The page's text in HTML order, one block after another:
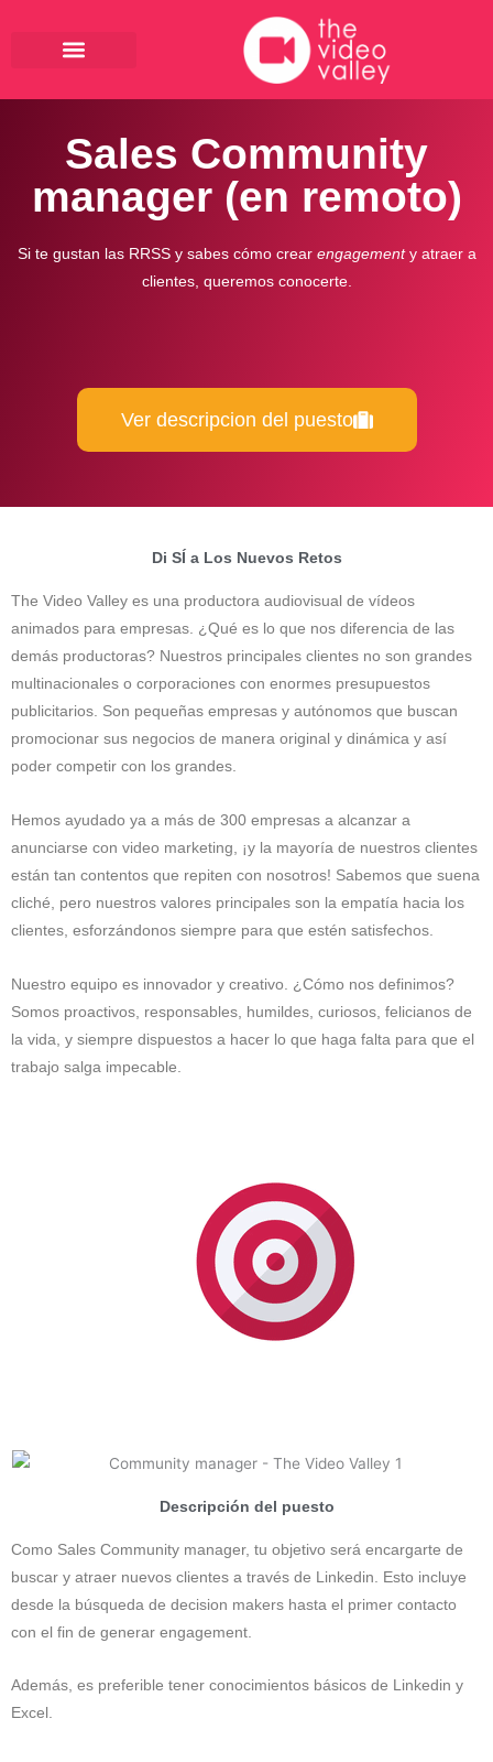
Sales Community
manager (en remoto)
Si te gustan las RRSS y sabes cómo crear engagementy atraer a
clientes, queremos conocerte.
Ver descripcion del puesto
Di SÍ a Los Nuevos Retos
The Video Valley es una productora audiovisual de vídeos
animados para empresas. ¿Qué es lo que nos diferencia de las
demás productoras? Nuestros principales clientes no son grandes
multinacionales o corporaciones con enormes presupuestos
publicitarios. Son pequeñas empresas y autónomos que buscan
promocionar sus negocios de manera original y dinámica y así
poder competir con los grandes.
Hemos ayudado ya a más de 300 empresas a alcanzar a
anunciarse con video marketing, ¡y la mayoría de nuestros clientes
están tan contentos que repiten con nosotros! Sabemos que suena
cliché, pero nuestros valores principales son la empatía hacia los
clientes, esforzándonos siempre para que estén satisfechos.
Nuestro equipo es innovador y creativo. ¿Cómo nos definimos?
Somos proactivos, responsables, humildes, curiosos, felicianos de
la vida, y siempre dispuestos a hacer lo que haga falta para que el
trabajo salga impecable.
Descripción del puesto
Como Sales Community manager, tu objetivo será encargarte de
buscar y atraer nuevos clientes a través de Linkedin. Esto incluye
desde la búsqueda de decision makers hasta el primer contacto
con el fin de generar engagement.
Además, es preferible tener conocimientos básicos de Linkedin y
Excel.